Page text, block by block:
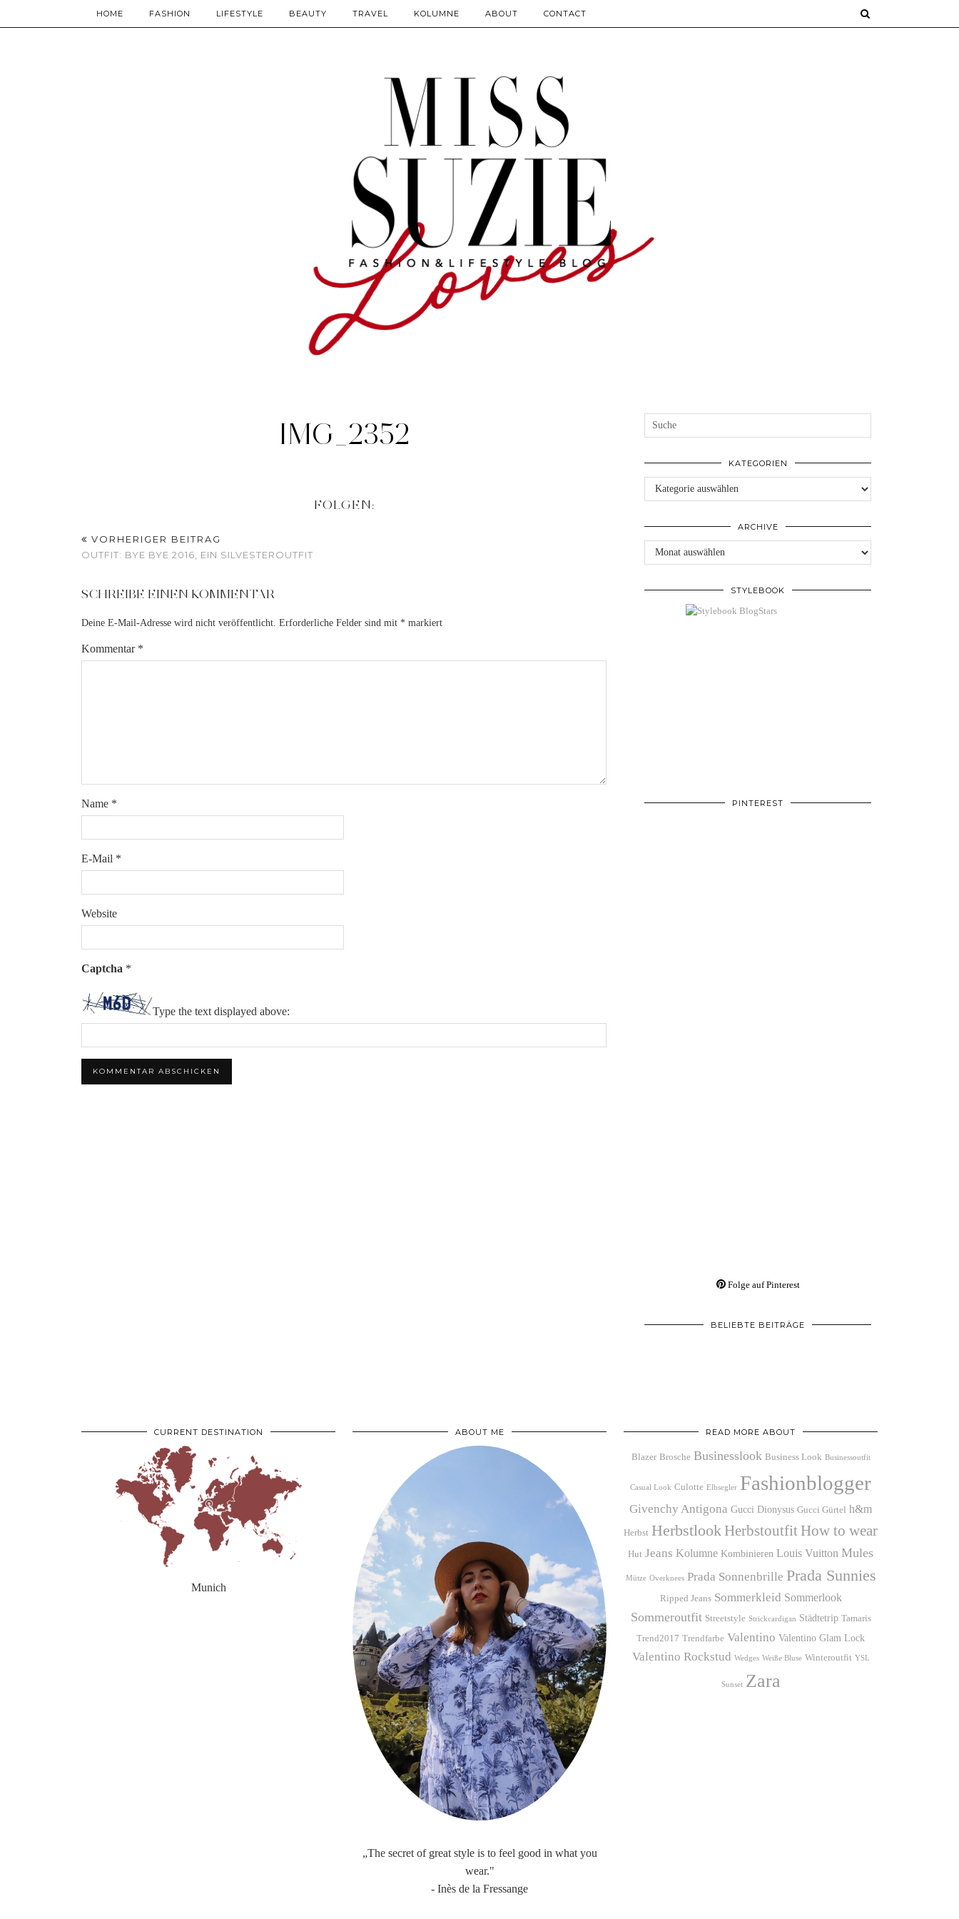
HOME FASHION LIFESTYLE BEAUTY TRAVEL KOLUMNE ABOUT CONTACT
IMG_2352
FOLGEN:
VORHERIGER BEITRAG
OUTFIT: BYE BYE 2016, EIN SILVESTEROUTFIT
SCHREIBE EINEN KOMMENTAR
Deine E-Mail-Adresse wird nicht veröffentlicht. Erforderliche Felder sind mit * markiert
Kommentar *
Name *
E-Mail *
Website
Captcha *
Type the text displayed above:
KATEGORIEN
Kategorien
ARCHIVE
Archive
STYLEBOOK
PINTEREST
Folge auf Pinterest
BELIEBTE BEITRÄGE
CURRENT DESTINATION
Munich
ABOUT ME
„The secret of great style is to feel good in what you
wear."
- Inès de la Fressange
READ MORE ABOUT
Blazer Brosche Businesslook Business Look Businessoutfit
Casual Look Culotte Elbsegler Fashionblogger
Givenchy Antigona Gucci Dionysus Gucci Gürtel h&m
Herbst Herbstlook Herbstoutfit How to wear
Hut Jeans Kolumne Kombinieren Louis Vuitton Mules
Mütze Overknees Prada Sonnenbrille Prada Sunnies
Ripped Jeans Sommerkleid Sommerlook
Sommeroutfit Streetstyle Strickcardigan Städtetrip Tamaris
Trend2017 Trendfarbe Valentino Valentino Glam Lock
Valentino Rockstud Wedges Weiße Bluse Winteroutfit YSL
Sunset Zara